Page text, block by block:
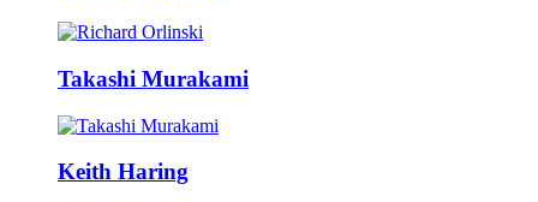
Takashi Murakami
Keith Haring